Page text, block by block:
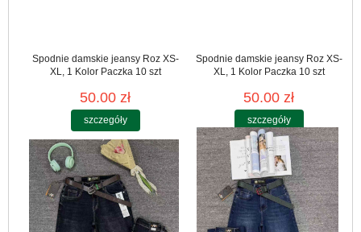
Spodnie damskie jeansy Roz XS-
XL, 1 Kolor Paczka 10 szt
50.00 zł
szczegóły
Spodnie damskie jeansy Roz XS-
XL, 1 Kolor Paczka 10 szt
50.00 zł
szczegóły